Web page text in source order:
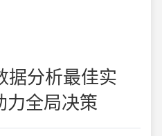
据分析最佳实
力全局决策